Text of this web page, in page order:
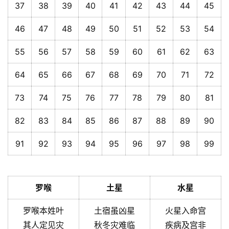
37 38 39 40 41 42 43 44 45
46 47 48 49 50 51 52 53 54
55 56 57 58 59 60 61 62 63
64 65 66 67 68 69 70 71 72
73 74 75 76 77 78 79 80 81
82 83 84 85 86 87 88 89 90
91 92 93 94 95 96 97 98 99
罗喉 土星 水星
罗喉本姓叶
其人定见灾
土宿虽凶星
秋冬灾难临
火星入命宫
疾病及宫非